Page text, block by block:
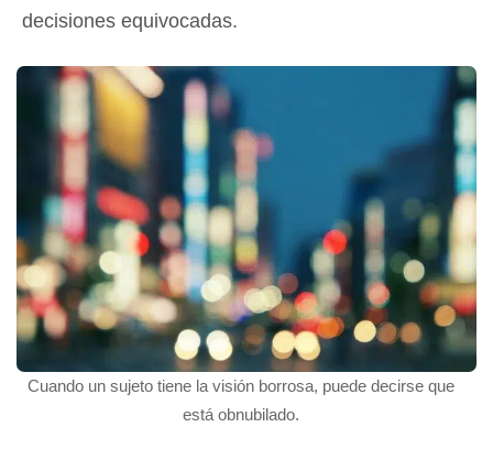
decisiones equivocadas.
Cuando un sujeto tiene la visión borrosa, puede decirse que
está obnubilado.